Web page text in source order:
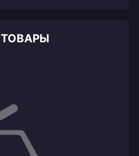
ТОВАРЫ